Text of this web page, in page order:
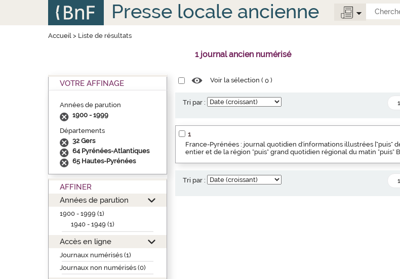
Presse locale ancienne
Accueil> Liste de résultats
1 journal ancien numérisé
VOTRE AFFINAGE
Années de parution
1900 - 1999
Départements
32 Gers
64 Pyrénées-Atlantiques
65 Hautes-Pyrénées
AFFINER
Années de parution
1900 - 1999 (1)
1940 - 1949 (1)
Accès en ligne
Journaux numérisés (1)
Journaux non numérisés (0)
Voir la sélection (0 )
Tri par :
1
France-Pyrénées : journal quotidien d'informations illustrées ["puis"
entier et de la région "puis" grand quotidien régional du matin "puis"
Tri par :
Panneau de gestion des cookies